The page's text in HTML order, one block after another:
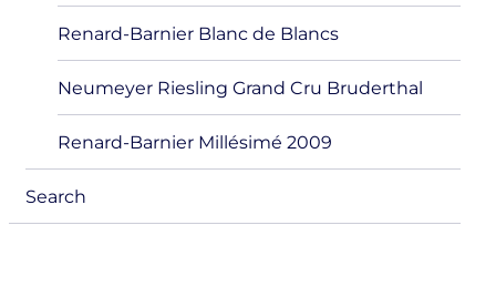
Renard-Barnier Blanc de Blancs
Neumeyer Riesling Grand Cru Bruderthal
Renard-Barnier Millésimé 2009
Search